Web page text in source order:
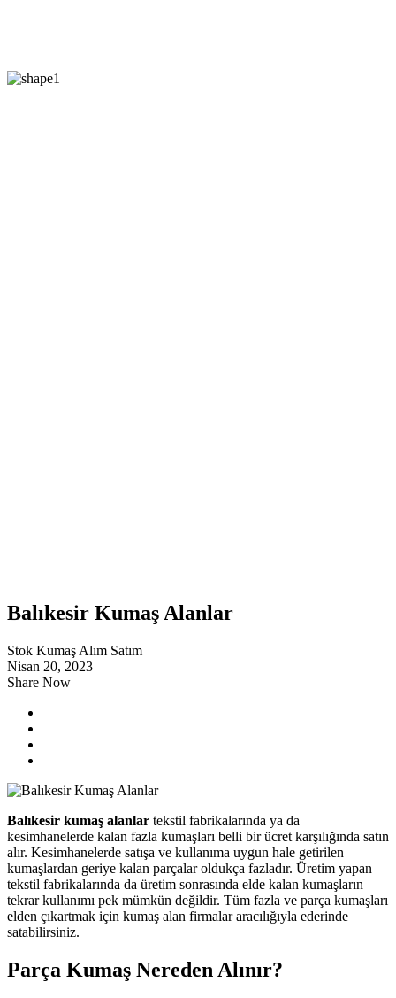
Balıkesir Kumaş Alanlar
Stok Kumaş Alım Satım
Nisan 20, 2023
Share Now
Balıkesir kumaş alanlar tekstil fabrikalarında ya da
kesimhanelerde kalan fazla kumaşları belli bir ücret karşılığında satın
alır. Kesimhanelerde satışa ve kullanıma uygun hale getirilen
kumaşlardan geriye kalan parçalar oldukça fazladır. Üretim yapan
tekstil fabrikalarında da üretim sonrasında elde kalan kumaşların
tekrar kullanımı pek mümkün değildir. Tüm fazla ve parça kumaşları
elden çıkartmak için kumaş alan firmalar aracılığıyla ederinde
satabilirsiniz.
Parça Kumaş Nereden Alınır?